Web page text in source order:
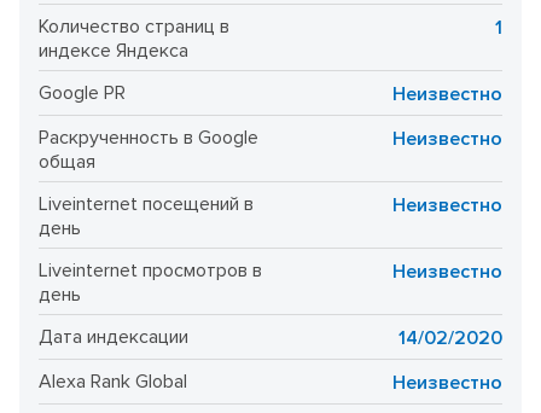
Количество страниц в
индексе Яндекса
1
Google PR
Неизвестно
Раскрученность в Google
общая
Неизвестно
Liveinternet посещений в
день
Неизвестно
Liveinternet просмотров в
день
Неизвестно
Дата индексации
14/02/2020
Alexa Rank Global
Неизвестно